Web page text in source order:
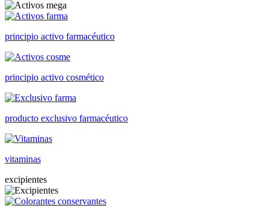
principio activo farmacéutico
principio activo cosmético
producto exclusivo farmacéutico
vitaminas
excipientes